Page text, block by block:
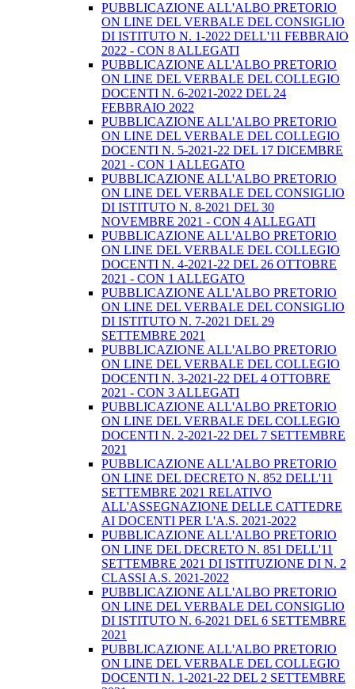
PUBBLICAZIONE ALL'ALBO PRETORIO
ON LINE DEL VERBALE DEL CONSIGLIO
DI ISTITUTO N. 1-2022 DELL'11 FEBBRAIO
2022 - CON 8 ALLEGATI
PUBBLICAZIONE ALL'ALBO PRETORIO
ON LINE DEL VERBALE DEL COLLEGIO
DOCENTI N. 6-2021-2022 DEL 24
FEBBRAIO 2022
PUBBLICAZIONE ALL'ALBO PRETORIO
ON LINE DEL VERBALE DEL COLLEGIO
DOCENTI N. 5-2021-22 DEL 17 DICEMBRE
2021 - CON 1 ALLEGATO
PUBBLICAZIONE ALL'ALBO PRETORIO
ON LINE DEL VERBALE DEL CONSIGLIO
DI ISTITUTO N. 8-2021 DEL 30
NOVEMBRE 2021 - CON 4 ALLEGATI
PUBBLICAZIONE ALL'ALBO PRETORIO
ON LINE DEL VERBALE DEL COLLEGIO
DOCENTI N. 4-2021-22 DEL 26 OTTOBRE
2021 - CON 1 ALLEGATO
PUBBLICAZIONE ALL'ALBO PRETORIO
ON LINE DEL VERBALE DEL CONSIGLIO
DI ISTITUTO N. 7-2021 DEL 29
SETTEMBRE 2021
PUBBLICAZIONE ALL'ALBO PRETORIO
ON LINE DEL VERBALE DEL COLLEGIO
DOCENTI N. 3-2021-22 DEL 4 OTTOBRE
2021 - CON 3 ALLEGATI
PUBBLICAZIONE ALL'ALBO PRETORIO
ON LINE DEL VERBALE DEL COLLEGIO
DOCENTI N. 2-2021-22 DEL 7 SETTEMBRE
2021
PUBBLICAZIONE ALL'ALBO PRETORIO
ON LINE DEL DECRETO N. 852 DELL'11
SETTEMBRE 2021 RELATIVO
ALL'ASSEGNAZIONE DELLE CATTEDRE
AI DOCENTI PER L'A.S. 2021-2022
PUBBLICAZIONE ALL'ALBO PRETORIO
ON LINE DEL DECRETO N. 851 DELL'11
SETTEMBRE 2021 DI ISTITUZIONE DI N. 2
CLASSI A.S. 2021-2022
PUBBLICAZIONE ALL'ALBO PRETORIO
ON LINE DEL VERBALE DEL CONSIGLIO
DI ISTITUTO N. 6-2021 DEL 6 SETTEMBRE
2021
PUBBLICAZIONE ALL'ALBO PRETORIO
ON LINE DEL VERBALE DEL COLLEGIO
DOCENTI N. 1-2021-22 DEL 2 SETTEMBRE